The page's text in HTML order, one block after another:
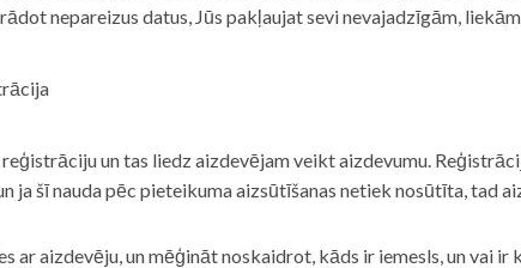
nepareizus datus, Jūs pakļaujat sevi nevajadzīgām,
un tas liedz aizdevējam veikt aizdevumu.
ja šī nauda pēc pieteikuma aizsūtīšanas netiek nosūtīta, tad
ar aizdevēju, un mēģināt noskaidrot, kāds ir iemesls, un vai ir